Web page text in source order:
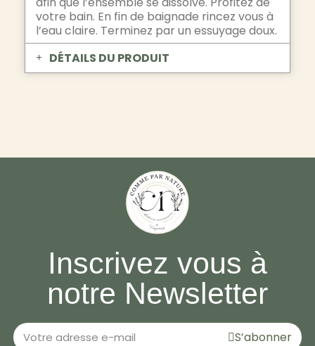
votre bain. En fin de baignade rincez vous à
l’eau claire. Terminez par un essuyage doux.
DÉTAILS DU PRODUIT
Inscrivez vous à
notre Newsletter
S’abonner